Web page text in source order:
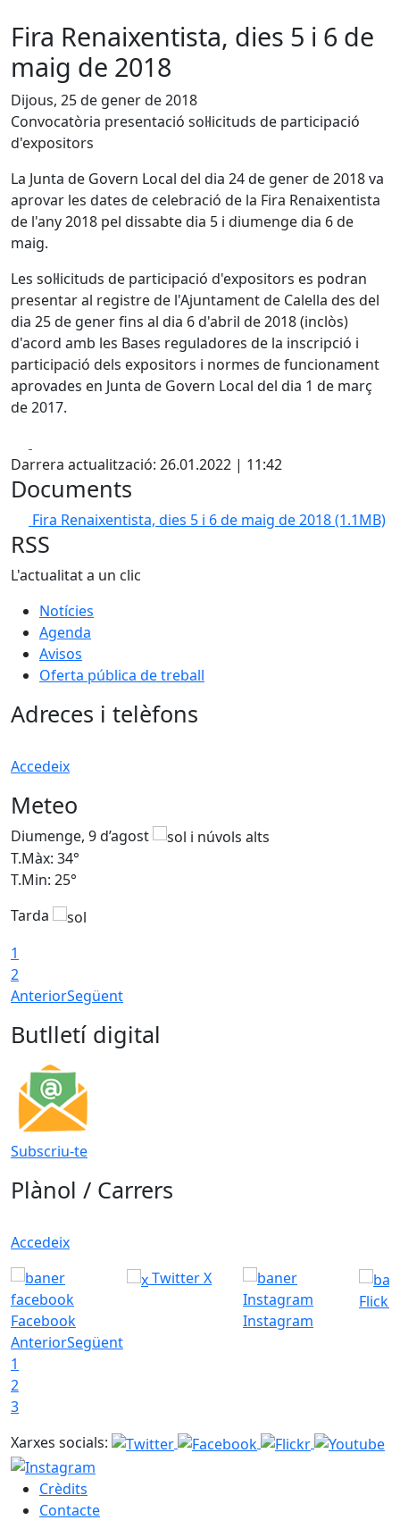
Fira Renaixentista, dies 5 i 6 de
maig de 2018
Dijous, 25 de gener de 2018
Convocatòria presentació sol·licituds de participació
d'expositors
La Junta de Govern Local del dia 24 de gener de 2018 va
aprovar les dates de celebració de la Fira Renaixentista
de l'any 2018 pel dissabte dia 5 i diumenge dia 6 de
maig.
Les sol·licituds de participació d'expositors es podran
presentar al registre de l'Ajuntament de Calella des del
dia 25 de gener fins al dia 6 d'abril de 2018 (inclòs)
d'acord amb les Bases reguladores de la inscripció i
participació dels expositors i normes de funcionament
aprovades en Junta de Govern Local del dia 1 de març
de 2017.
Darrera actualització: 26.01.2022 | 11:42
Documents
Fira Renaixentista, dies 5 i 6 de maig de 2018(1.1MB)
RSS
L'actualitat a un clic
Notícies
Agenda
Avisos
Oferta pública de treball
Adreces i telèfons
Accedeix
Meteo
Diumenge, 9 d’agost
T.Màx: 34°
T.Min: 25°
Tarda
1
2
AnteriorSegüent
Butlletí digital
Subscriu-te
Plànol / Carrers
Accedeix
Facebook
Twitter X
Instagram
Flickr
AnteriorSegüent
1
2
3
Xarxes socials:
Crèdits
Contacte